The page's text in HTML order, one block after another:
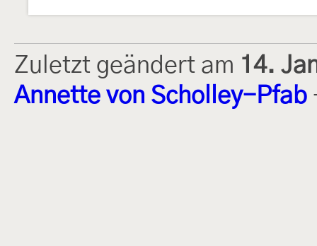
Zuletzt geändert am 14.
Annette von Scholley-Pfab